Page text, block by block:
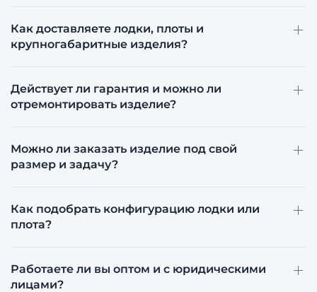
Как доставляете лодки, плоты и
крупногабаритные изделия?
Действует ли гарантия и можно ли
отремонтировать изделие?
Можно ли заказать изделие под свой
размер и задачу?
Как подобрать конфигурацию лодки или
плота?
Работаете ли вы оптом и с юридическими
лицами?